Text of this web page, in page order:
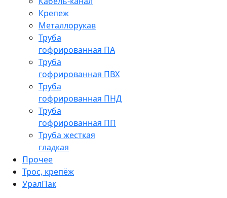
Крепеж
Металлорукав
Труба
гофрированная ПА
Труба
гофрированная ПВХ
Труба
гофрированная ПНД
Труба
гофрированная ПП
Труба жесткая
гладкая
Прочее
Трос, крепёж
УралПак